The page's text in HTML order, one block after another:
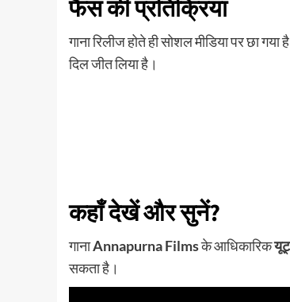
फैंस की प्रतिक्रिया
गाना रिलीज होते ही सोशल मीडिया पर छा गया
दिल जीत लिया है।
कहाँ देखें और सुनें?
गानाAnnapurna Filmsके आधिकारिक
सकता है।